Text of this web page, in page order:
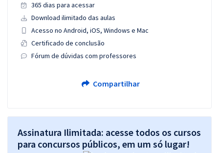
365 dias para acessar
Download ilimitado das aulas
Acesso no Android, iOS, Windows e Mac
Certificado de conclusão
Fórum de dúvidas com professores
Compartilhar
Assinatura Ilimitada: acesse todos os cursos
para concursos públicos, em um só lugar!